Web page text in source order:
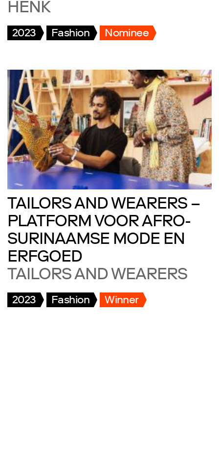
HENK
2023 Fashion Nominee
TAILORS AND WEARERS –
PLATFORM VOOR AFRO-
SURINAAMSE MODE EN
ERFGOED
TAILORS AND WEARERS
2023 Fashion Winner